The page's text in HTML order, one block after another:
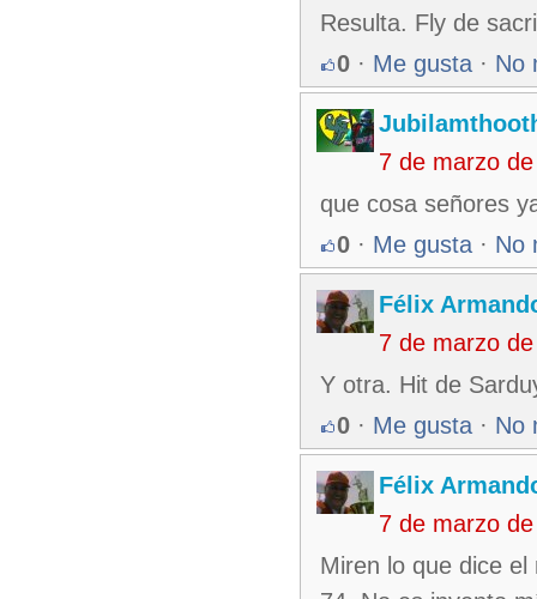
Resulta. Fly de
0 · Me gusta · No
7 de marzo
que cosa señores
0 · Me gusta · No
Félix
7 de marzo
Y otra. Hit de
0 · Me gusta · No
Félix
7 de marzo
Miren lo que dice